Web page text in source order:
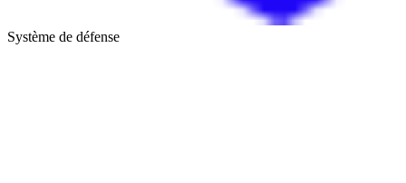
Système de défense